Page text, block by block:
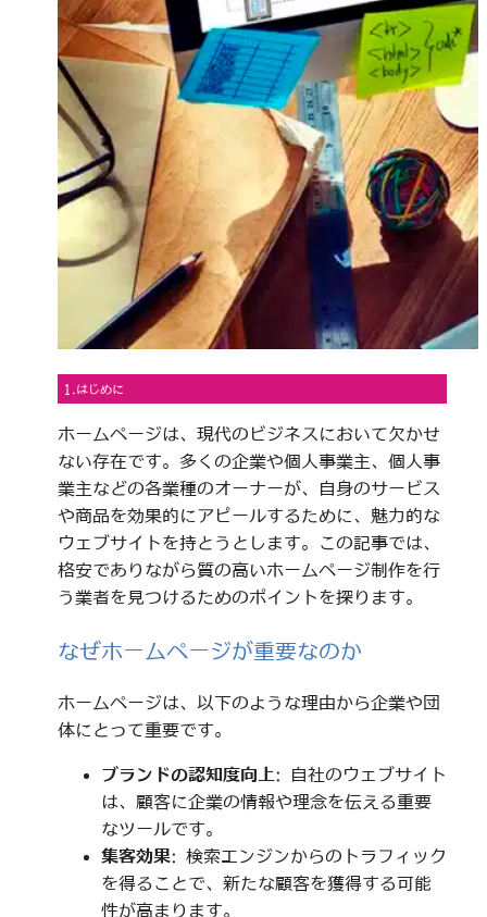
1.はじめに
ホームページは、現代のビジネスにおいて欠かせ
ない存在です。多くの企業や個人事業主、個人事
業主などの各業種のオーナーが、自身のサービス
や商品を効果的にアピールするために、魅力的な
ウェブサイトを持とうとします。この記事では、
格安でありながら質の高いホームページ制作を行
う業者を見つけるためのポイントを探ります。
なぜホームページが重要なのか
ホームページは、以下のような理由から企業や団
体にとって重要です。
ブランドの認知度向上: 自社のウェブサイト
は、顧客に企業の情報や理念を伝える重要
なツールです。
集客効果: 検索エンジンからのトラフィック
を得ることで、新たな顧客を獲得する可能
性が高まります。